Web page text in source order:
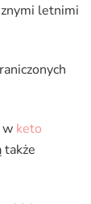
letnimi
w keto
także